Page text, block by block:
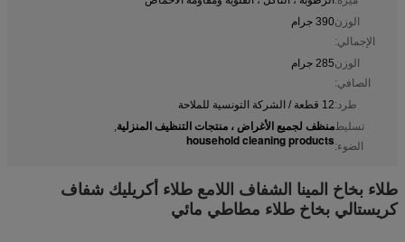
الوزن
الإجمالي:
390 جرام
الوزن
الصافي:
285 جرام
طرد:12 قطعة / الشركة التونسية للملاحة
تسليط
الضوء:
منظف ​​لجميع الأغراض ، منتجات التنظيف المنزلية,
household cleaning products
طلاء بخاخ المينا الشفاف اللامع طلاء أكريليك شفاف
كريستالي بخاخ طلاء مطاطي مائي